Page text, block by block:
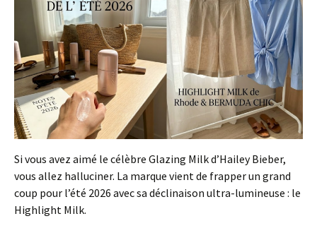
Si vous avez aimé le célèbre Glazing Milk d’Hailey Bieber,
vous allez halluciner. La marque vient de frapper un grand
coup pour l’été 2026 avec sa déclinaison ultra-lumineuse : le
Highlight Milk.